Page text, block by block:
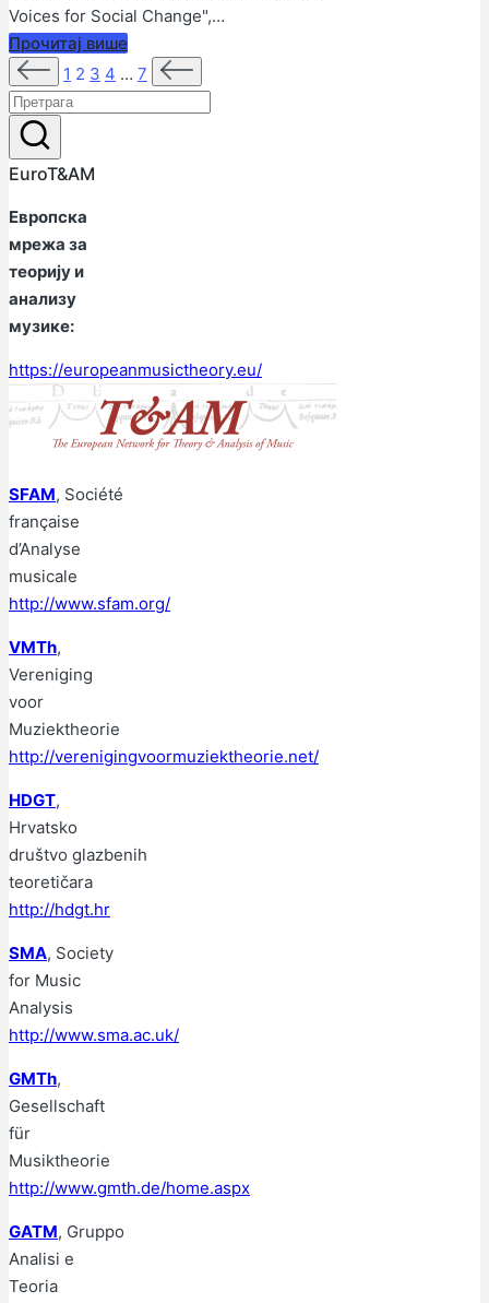
Voices for Social Change",…
Прочитај више
Пагинација
чланака
Претходна
страна
1 2 3 4 … 7
Следећа
страна
EuroT&AM
Европска
мрежа за
теорију и
анализу
музике:
https://europeanmusictheory.eu/
SFAM, Société
française
d’Analyse
musicale
http://www.sfam.org/
VMTh,
Vereniging
voor
Muziektheorie
http://verenigingvoormuziektheorie.net/
HDGT,
Hrvatsko
društvo glazbenih
teoretičara
http://hdgt.hr
SMA, Society
for Music
Analysis
http://www.sma.ac.uk/
GMTh,
Gesellschaft
für
Musiktheorie
http://www.gmth.de/home.aspx
GATM, Gruppo
Analisi e
Teoria